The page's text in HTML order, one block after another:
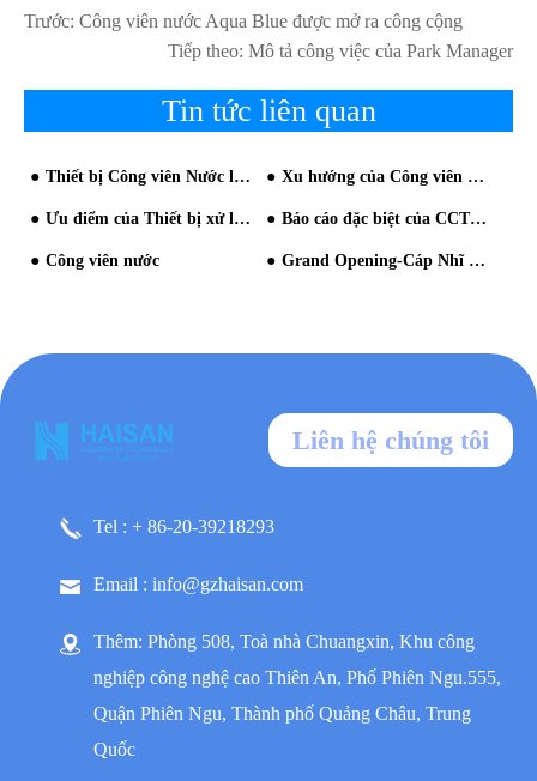
Trước: Công viên nước Aqua Blue được mở ra công cộng
Tiếp theo: Mô tả công việc của Park Manager
Tin tức liên quan
Thiết bị Công viên Nước là chìa khóa để chạy Công viên Phổ biến Xu hướng của Công viên Nước Trong Nhà trở nên rõ ràng hơn
Ưu điểm của Thiết bị xử lý nước là gì? Báo cáo đặc biệt của CCTV: Haisan Entertainment Nguồn giải trí Water Play
Công viên nước Grand Opening-Cáp Nhĩ Tân Công viên nước đẹp Island
Liên hệ chúng tôi
Tel : + 86-20-39218293
Email : info@gzhaisan.com
Thêm: Phòng 508, Toà nhà Chuangxin, Khu công
nghiệp công nghệ cao Thiên An, Phố Phiên Ngu.555,
Quận Phiên Ngu, Thành phố Quảng Châu, Trung
Quốc